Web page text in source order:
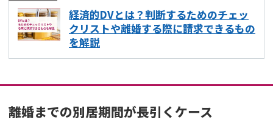
経済的DVとは？判断するためのチェッ
クリストや離婚する際に請求できるもの
を解説
離婚までの別居期間が長引くケース